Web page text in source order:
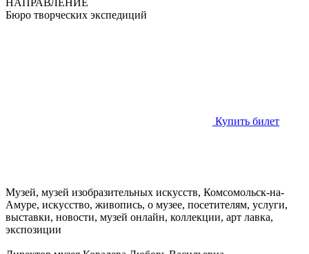
Бюро творческих экспедиций
Купить билет
Музей, музей изобразительных искусств, Комсомольск-на-
Амуре, искусство, живопись, о музее, посетителям, услуги,
выставки, новости, музей онлайн, коллекции, арт лавка,
экспозиции